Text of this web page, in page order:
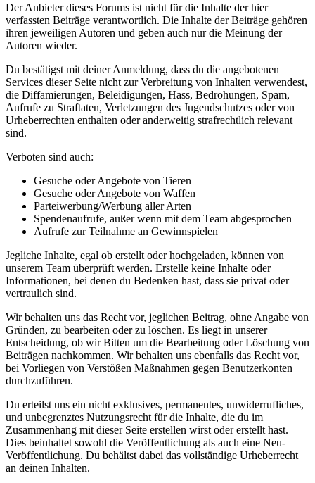
Der Anbieter dieses Forums ist nicht für die Inhalte der hier
verfassten Beiträge verantwortlich. Die Inhalte der Beiträge gehören
ihren jeweiligen Autoren und geben auch nur die Meinung der
Autoren wieder.
Du bestätigst mit deiner Anmeldung, dass du die angebotenen
Services dieser Seite nicht zur Verbreitung von Inhalten verwendest,
die Diffamierungen, Beleidigungen, Hass, Bedrohungen, Spam,
Aufrufe zu Straftaten, Verletzungen des Jugendschutzes oder von
Urheberrechten enthalten oder anderweitig strafrechtlich relevant
sind.
Verboten sind auch:
Gesuche oder Angebote von Tieren
Gesuche oder Angebote von Waffen
Parteiwerbung/Werbung aller Arten
Spendenaufrufe, außer wenn mit dem Team abgesprochen
Aufrufe zur Teilnahme an Gewinnspielen
Jegliche Inhalte, egal ob erstellt oder hochgeladen, können von
unserem Team überprüft werden. Erstelle keine Inhalte oder
Informationen, bei denen du Bedenken hast, dass sie privat oder
vertraulich sind.
Wir behalten uns das Recht vor, jeglichen Beitrag, ohne Angabe von
Gründen, zu bearbeiten oder zu löschen. Es liegt in unserer
Entscheidung, ob wir Bitten um die Bearbeitung oder Löschung von
Beiträgen nachkommen. Wir behalten uns ebenfalls das Recht vor,
bei Vorliegen von Verstößen Maßnahmen gegen Benutzerkonten
durchzuführen.
Du erteilst uns ein nicht exklusives, permanentes, unwiderrufliches,
und unbegrenztes Nutzungsrecht für die Inhalte, die du im
Zusammenhang mit dieser Seite erstellen wirst oder erstellt hast.
Dies beinhaltet sowohl die Veröffentlichung als auch eine Neu-
Veröffentlichung. Du behältst dabei das vollständige Urheberrecht
an deinen Inhalten.